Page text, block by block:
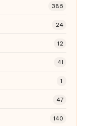
386
24
12
41
1
47
140